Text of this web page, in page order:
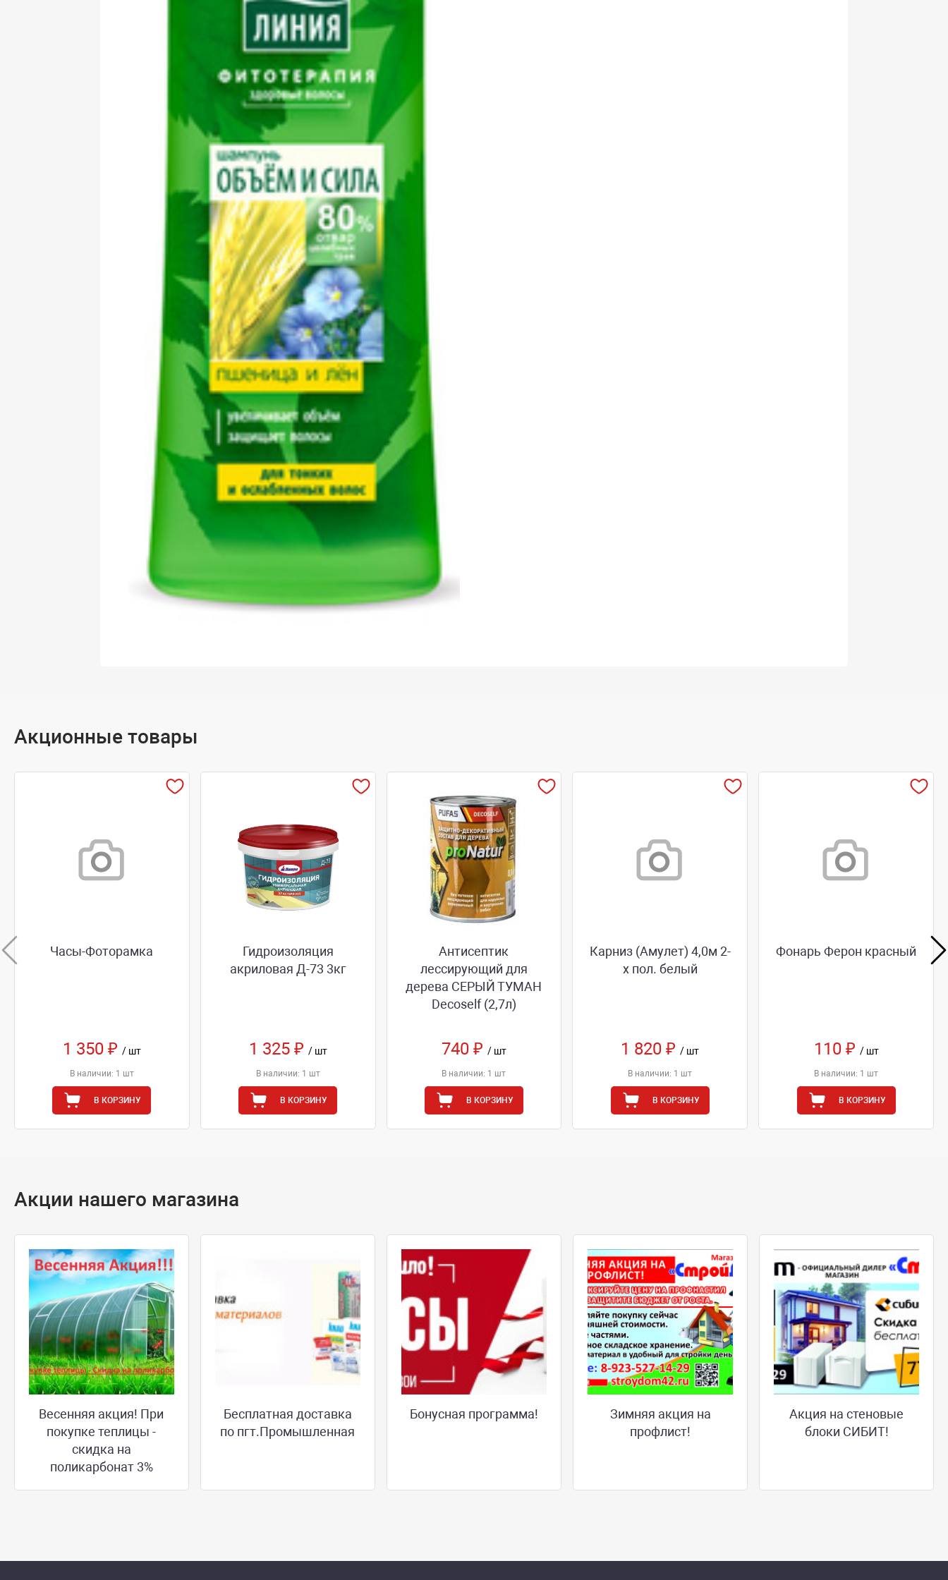
Акционные товары
Часы-Фоторамка
1 350 ₽ / шт
В наличии: 1 шт
В КОРЗИНУ
Гидроизоляция
акриловая Д-73 3кг
1 325 ₽ / шт
В наличии: 1 шт
В КОРЗИНУ
Антисептик
лессирующий для
дерева СЕРЫЙ ТУМAH
Decoself (2,7л)
740 ₽ / шт
В наличии: 1 шт
В КОРЗИНУ
Карниз (Амулет) 4,0м 2-
х пол. белый
1 820 ₽/ шт
В наличии: 1 шт
В КОРЗИНУ
Фонарь Ферон красный
110 ₽ / шт
В наличии: 1 шт
В КОРЗИНУ
Акции нашего магазина
Весенняя акция! При
покупке теплицы -
скидка на
поликарбонат 3%
Бесплатная доставка
по пгт.Промышленная
Бонусная программа!
Зимняя акция на
профлист!
Акция на стеновые
блоки СИБИТ!